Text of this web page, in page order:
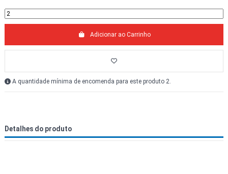
Adicionar ao Carrinho
A quantidade mínima de encomenda para este produto 2.
Detalhes do produto